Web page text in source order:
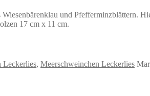
Wiesenbärenklau und Pfefferminzblättern.
17 cm x 11 cm.
Leckerlies, Meerschweinchen Leckerlies